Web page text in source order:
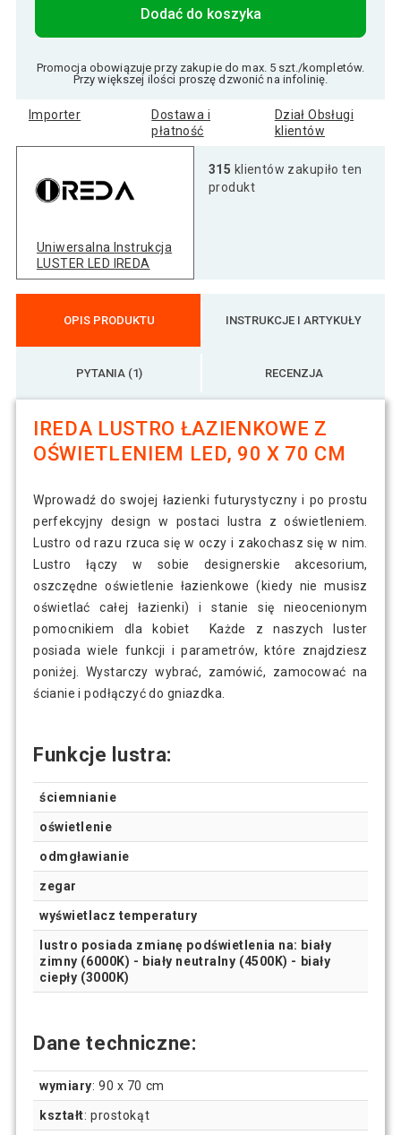
Dodać do koszyka
Promocja obowiązuje przy zakupie do max. 5 szt./kompletów.
Przy większej ilości proszę dzwonić na infolinię.
Importer
Dostawa i
płatność
Dział Obsługi
klientów
Uniwersalna Instrukcja
LUSTER LED IREDA
315 klientów zakupiło ten
produkt
OPIS PRODUKTU INSTRUKCJE I ARTYKUŁY
PYTANIA (1) RECENZJA
IREDA LUSTRO ŁAZIENKOWE Z
OŚWIETLENIEM LED, 90 X 70 CM
Wprowadź do swojej łazienki futurystyczny i po prostu
perfekcyjny design w postaci lustra z oświetleniem.
Lustro od razu rzuca się w oczy i zakochasz się w nim.
Lustro łączy w sobie designerskie akcesorium,
oszczędne oświetlenie łazienkowe (kiedy nie musisz
oświetlać całej łazienki) i stanie się nieocenionym
pomocnikiem dla kobiet Każde z naszych luster
posiada wiele funkcji i parametrów, które znajdziesz
poniżej. Wystarczy wybrać, zamówić, zamocować na
ścianie i podłączyć do gniazdka.
Funkcje lustra:
ściemnianie
oświetlenie
odmgławianie
zegar
wyświetlacz temperatury
lustro posiada zmianę podświetlenia na: biały
zimny (6000K) - biały neutralny (4500K) - biały
ciepły (3000K)
Dane techniczne:
wymiary: 90 x 70 cm
kształt: prostokąt